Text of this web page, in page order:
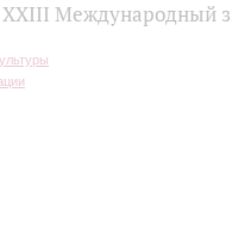
Международный